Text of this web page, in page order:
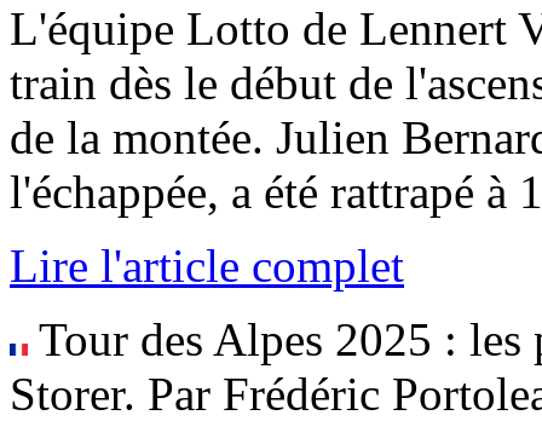
L'équipe Lotto de Lennert
train dès le début de
de la montée. Julien
l'échappée, a été rattrapé à
Lire l'article complet
Tour des Alpes 2025 :
Storer. Par Frédéric